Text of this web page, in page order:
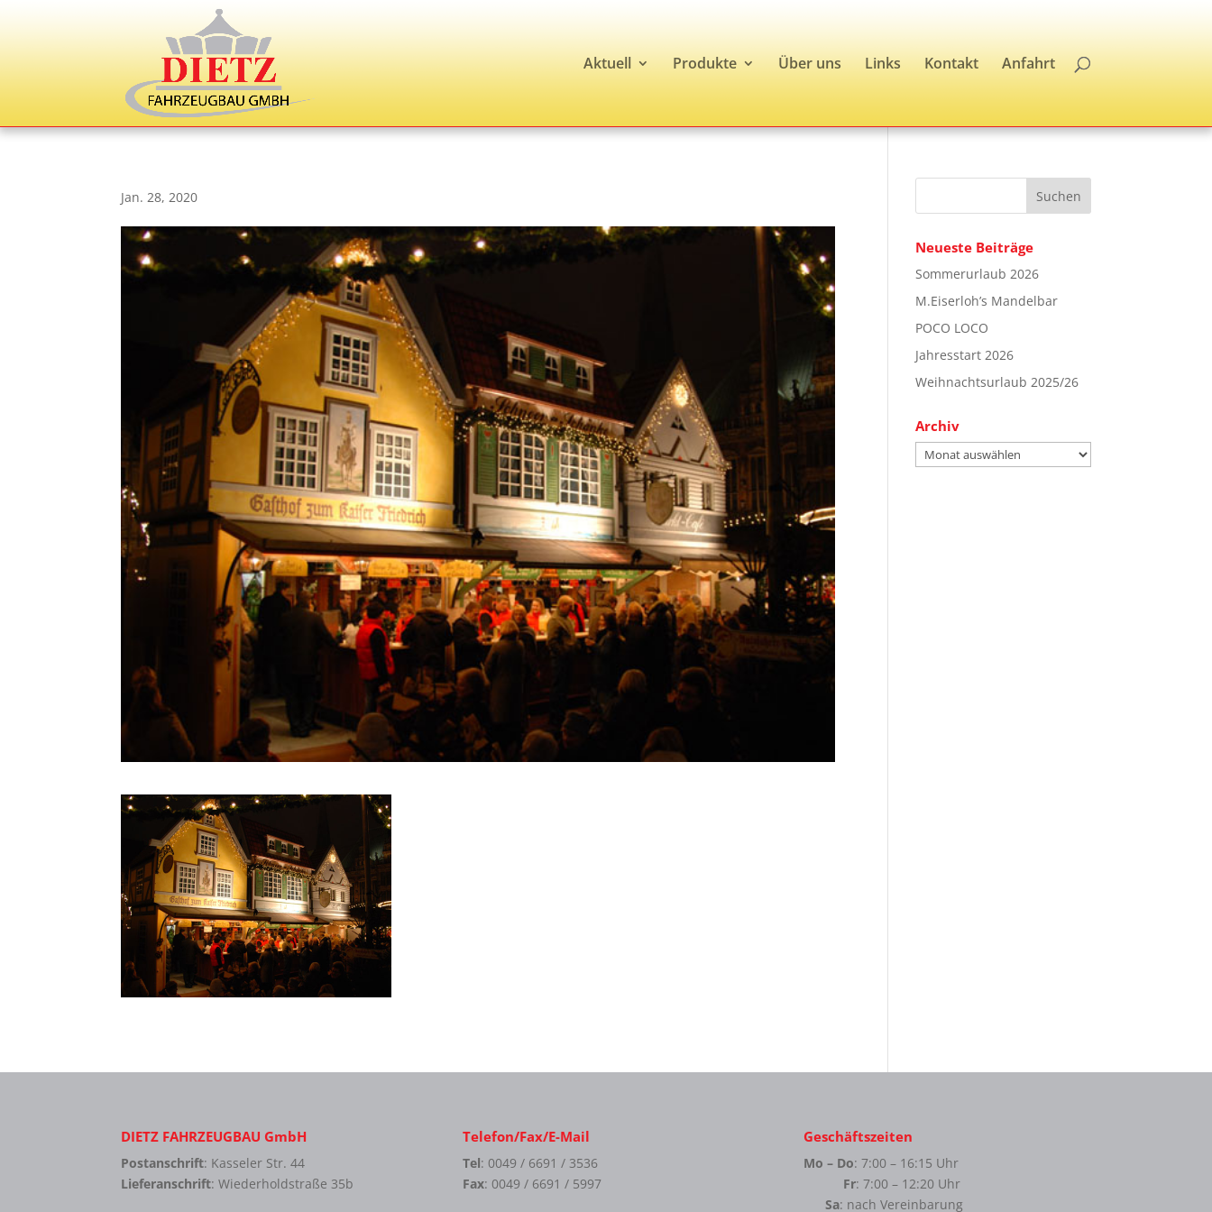
Aktuell Produkte Über uns Links Kontakt Anfahrt
Jan. 28, 2020
Neueste Beiträge
Sommerurlaub 2026
M.Eiserloh’s Mandelbar
POCO LOCO
Jahresstart 2026
Weihnachtsurlaub 2025/26
Archiv
Archiv
DIETZ FAHRZEUGBAU GmbH
Postanschrift: Kasseler Str. 44
Lieferanschrift: Wiederholdstraße 35b
Telefon/Fax/E-Mail
Tel: 0049 / 6691 / 3536
Fax: 0049 / 6691 / 5997
Geschäftszeiten
Mo – Do: 7:00 – 16:15 Uhr
Fr: 7:00 – 12:20 Uhr
Sa: nach Vereinbarung